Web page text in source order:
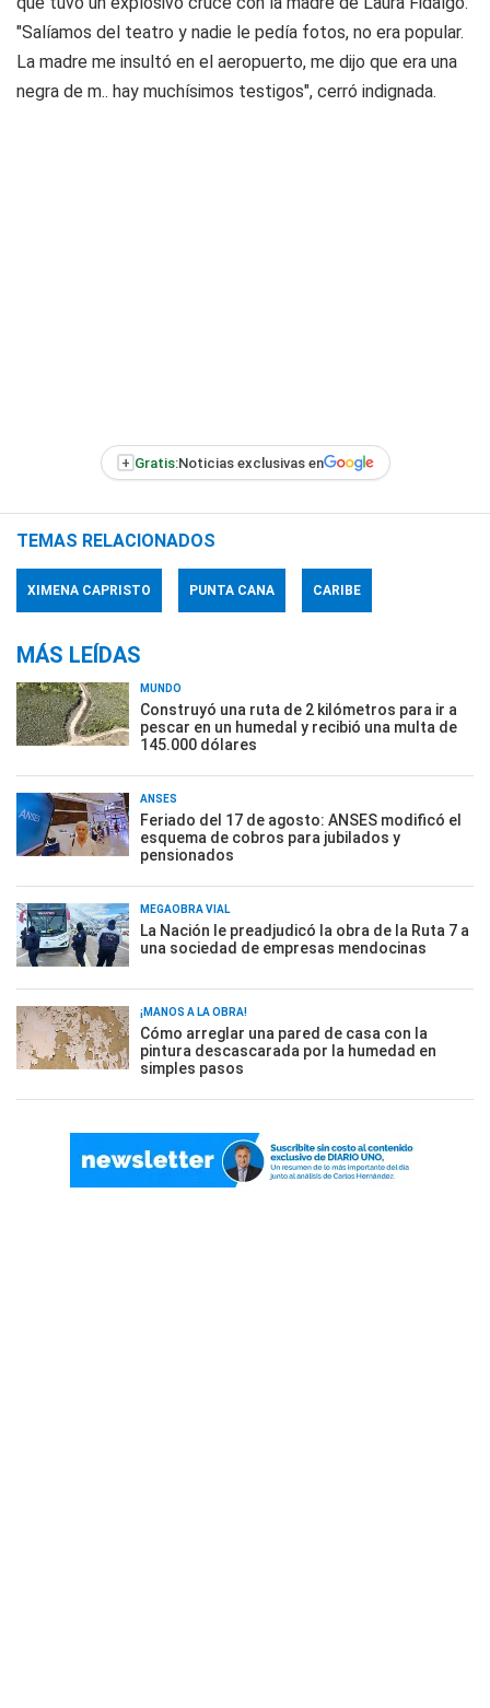
"Salíamos del teatro y nadie le pedía fotos, no era popular.
La madre me insultó en el aeropuerto, me dijo que era una
negra de m.. hay muchísimos testigos", cerró indignada.
+ Gratis:Noticias exclusivas en
TEMAS RELACIONADOS
XIMENA CAPRISTO PUNTA CANA CARIBE
MÁS LEÍDAS
MUNDO
Construyó una ruta de 2 kilómetros para ir a
pescar en un humedal y recibió una multa de
145.000 dólares
ANSES
Feriado del 17 de agosto: ANSES modificó el
esquema de cobros para jubilados y
pensionados
MEGAOBRA VIAL
La Nación le preadjudicó la obra de la Ruta 7 a
una sociedad de empresas mendocinas
¡MANOS A LA OBRA!
Cómo arreglar una pared de casa con la
pintura descascarada por la humedad en
simples pasos